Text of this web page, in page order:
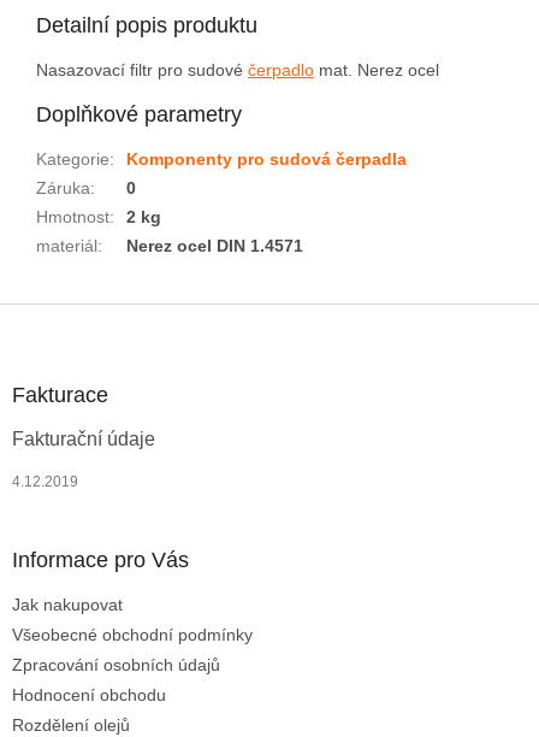
Detailní popis produktu
Nasazovací filtr pro sudové čerpadlo mat. Nerez ocel
Doplňkové parametry
Kategorie:
Komponenty pro sudová čerpadla
Záruka:
0
Hmotnost:
2 kg
materiál: Nerez ocel DIN 1.4571
Fakturace
Fakturační údaje
4.12.2019
Informace pro Vás
Jak nakupovat
Všeobecné obchodní podmínky
Zpracování osobních údajů
Hodnocení obchodu
Rozdělení olejů